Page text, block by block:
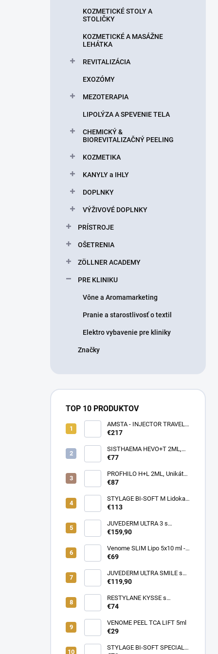
KOZMETICKÉ STOLY A
STOLIČKY
KOZMETICKÉ A MASÁŽNE
LEHÁTKA
REVITALIZÁCIA
EXOZÓMY
MEZOTERAPIA
LIPOLÝZA A SPEVENIE TELA
CHEMICKÝ &
BIOREVITALIZAČNÝ PEELING
KOZMETIKA
KANYLY a IHLY
DOPLNKY
VÝŽIVOVÉ DOPLNKY
PRÍSTROJE
OŠETRENIA
ZÖLLNER ACADEMY
PRE KLINIKU
Vône a Aromamarketing
Pranie a starostlivosť o textil
Elektro vybavenie pre kliniky
Značky
TOP 10 PRODUKTOV
AMSTA - INJECTOR TRAVEL
BAG - LIMITOVANÁ EDÍCIA -
pre lekárov estetickej
medicíny v pohybe (rôzne
€217
SISTHAEMA HEVO+T 2ML,
70mg/2ml = 50mg/HA + 20mg
Dermálna Regenerácia,
SKUTOČNÉ OMLADENIE,
Patentované zloženie
(VENOME)
€77
PROFHILO H+L 2ML, Unikátny
REMODELAČNÝ produkt pre
napnutie a lifting pokožky, až
64mg kyseliny Hyalurónovej
€87
STYLAGE BI-SOFT M Lidokaín
2x1ml s Mannitolom s
EŠTE LEPŠIE výsledky!
€113
JUVEDERM ULTRA 3 s
Lidokaínom (2x1ml)
€159,90
Venome SLIM Lipo 5x10 ml -
Pomáha v boji proti tukovým
odstrániť
€69
JUVEDERM ULTRA SMILE s
Lidokaínom (2x0,55ml)
€119,90
RESTYLANE KYSSE s
lidokaínom (1x1ml)
€74
VENOME PEEL TCA LIFT 5ml
€29
STYLAGE BI-SOFT SPECIAL